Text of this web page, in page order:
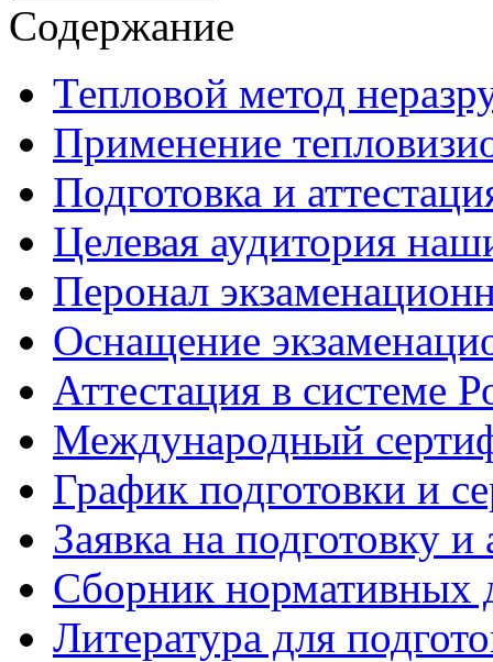
Содержание
Тепловой метод
Применение
Подготовка и
Целевая аудитория
Перонал
Оснащение
Аттестация в системе
Международный
График подготовки и
Заявка на подготовку и
Сборник нормативных
Литература для